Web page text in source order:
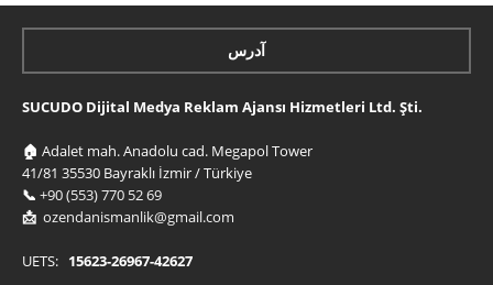
آدرس
SUCUDO Dijital Medya Reklam Ajansı Hizmetleri Ltd. Şti.
🏠 Adalet mah. Anadolu cad. Megapol Tower
41/81 35530 Bayraklı İzmir / Türkiye
📞 +90 (553) 770 52 69
📩 ozendanismanlik@gmail.com
UETS: 15623-26967-42627